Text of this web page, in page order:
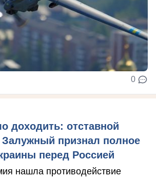
0
доходить: отставной
признал полное
перед Россией
нашла противодействие